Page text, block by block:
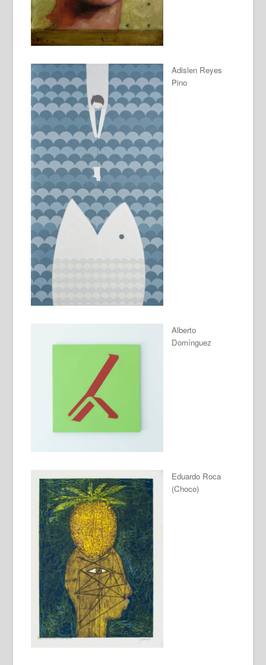
Adislen Reyes
Pino
Alberto
Domínguez
Eduardo Roca
(Choco)